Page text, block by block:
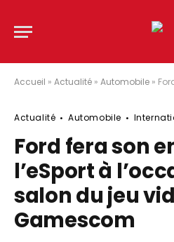
Accueil » Actualité » Automobile » Ford
Actualité Automobile
Ford fera son
l’eSport à
salon du jeu
Gamescom